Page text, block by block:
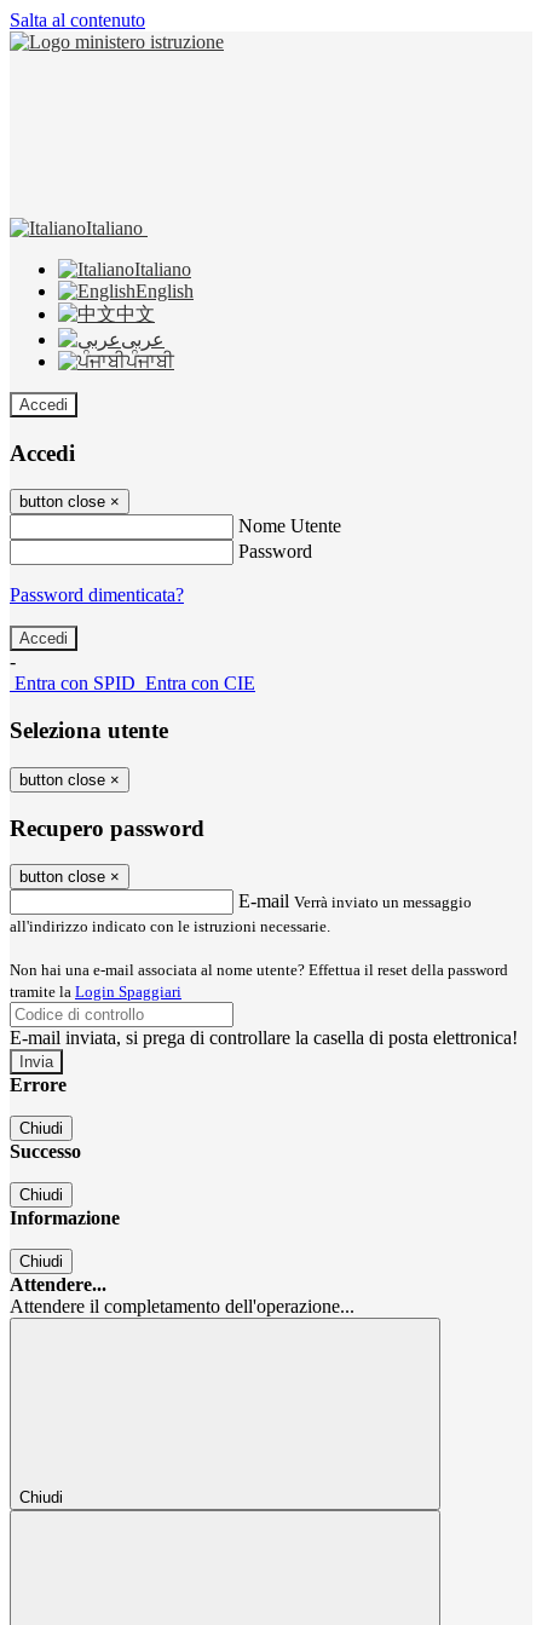
Salta al contenuto
Italiano
Italiano
English
中文
عربى
ਪੰਜਾਬੀ
Accedi
Accedi
button close ×
Nome Utente
Password
Password dimenticata?
-
Entra con SPID Entra con CIE
Seleziona utente
button close ×
Recupero password
button close ×
E-mail Verrà inviato un messaggio
all'indirizzo indicato con le istruzioni necessarie.
Non hai una e-mail associata al nome utente? Effettua il reset della password
tramite la Login Spaggiari
E-mail inviata, si prega di controllare la casella di posta elettronica!
Errore
Chiudi
Successo
Chiudi
Informazione
Chiudi
Attendere...
Attendere il completamento dell'operazione...
Chiudi